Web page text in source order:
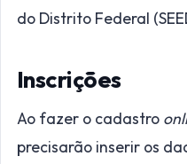
do Distrito Federal
Inscrições
Ao fazer o cadastro
precisarão inserir os